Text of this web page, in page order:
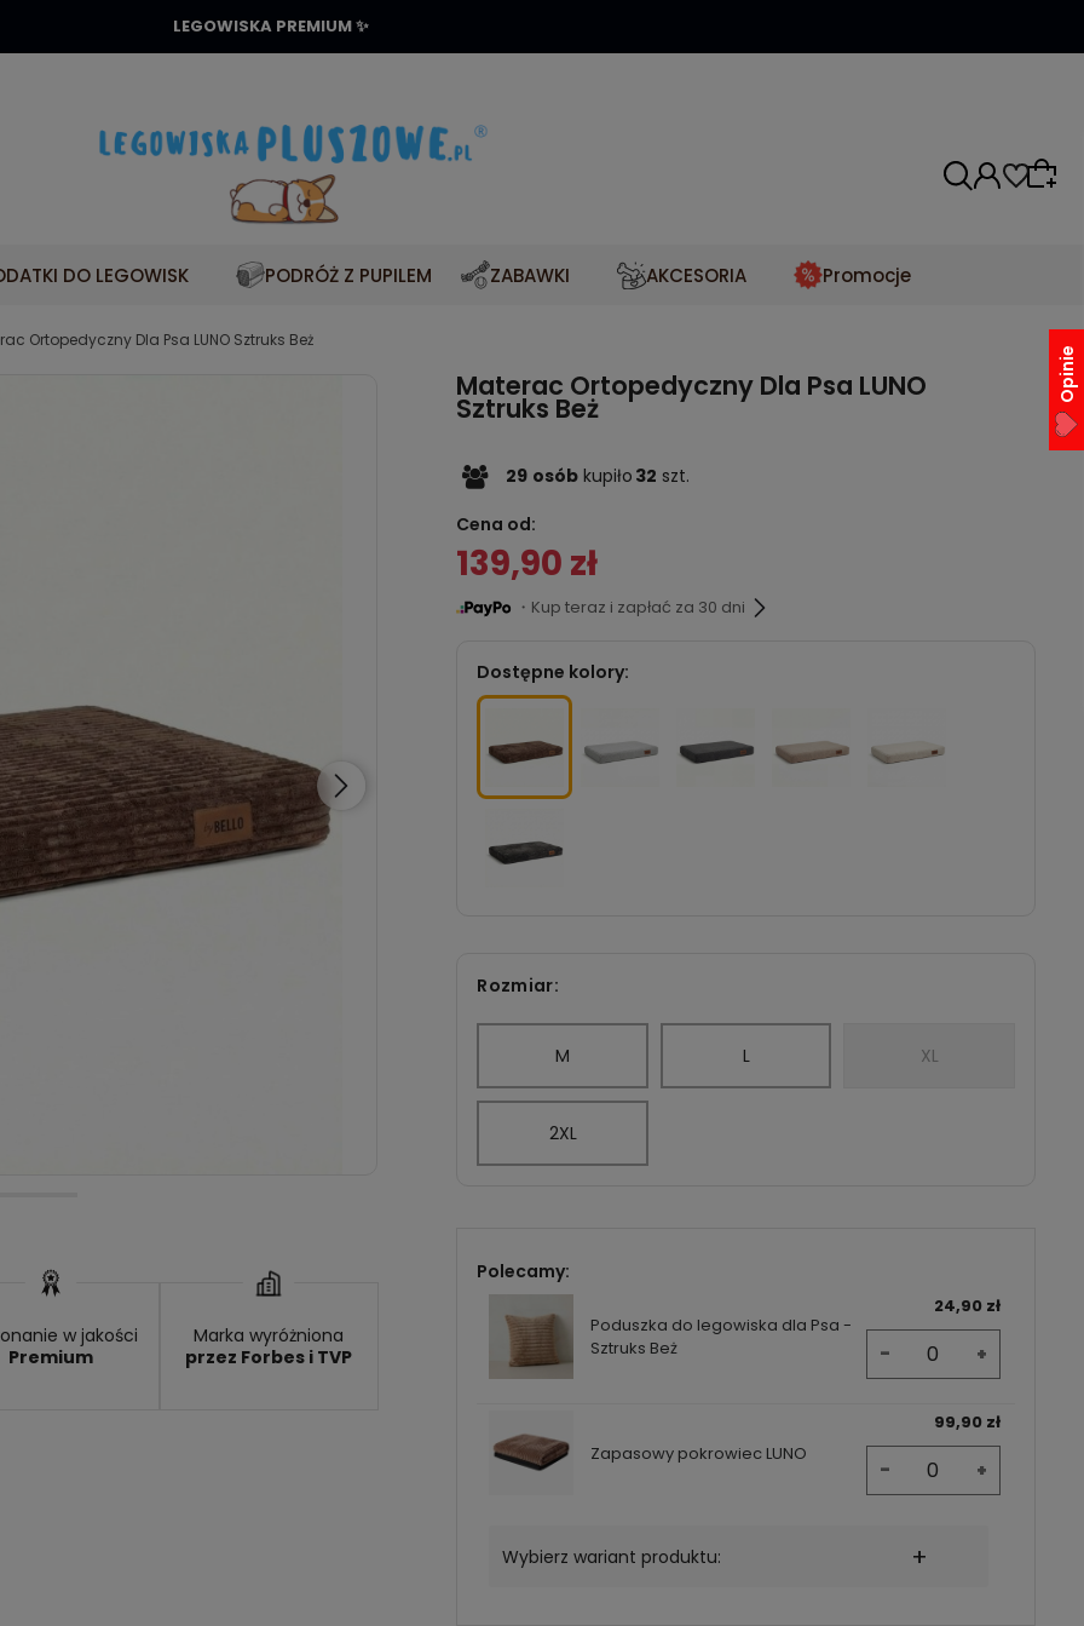
LEGOWISKA PREMIUM ✨
DO LEGOWISK PODRÓŻ Z PUPILEM ZABAWKI AKCESORIA Promocje
Ortopedyczny Dla Psa LUNO Sztruks Beż
w jakości
Premium
Marka wyróżniona
przez Forbes i TVP
Materac Ortopedyczny Dla Psa LUNO
Sztruks Beż
29 osób kupiło 32 szt.
Cena od:
139,90 zł
・Kup teraz i zapłać za 30 dni
Dostępne kolory:
Rozmiar:
M L XL
2XL
Polecamy:
Poduszka do legowiska dla Psa -
Sztruks Beż
24,90 zł
- +
Zapasowy pokrowiec LUNO
99,90 zł
- +
Wybierz wariant produktu:
Opinie